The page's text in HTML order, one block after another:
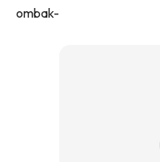
ombak-